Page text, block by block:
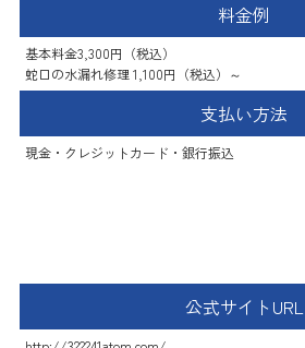
料金例
基本料金3,300円（税込）
蛇口の水漏れ修理 1,100円（税込）～
支払い方法
現金・クレジットカード・銀行振込
公式サイトURL